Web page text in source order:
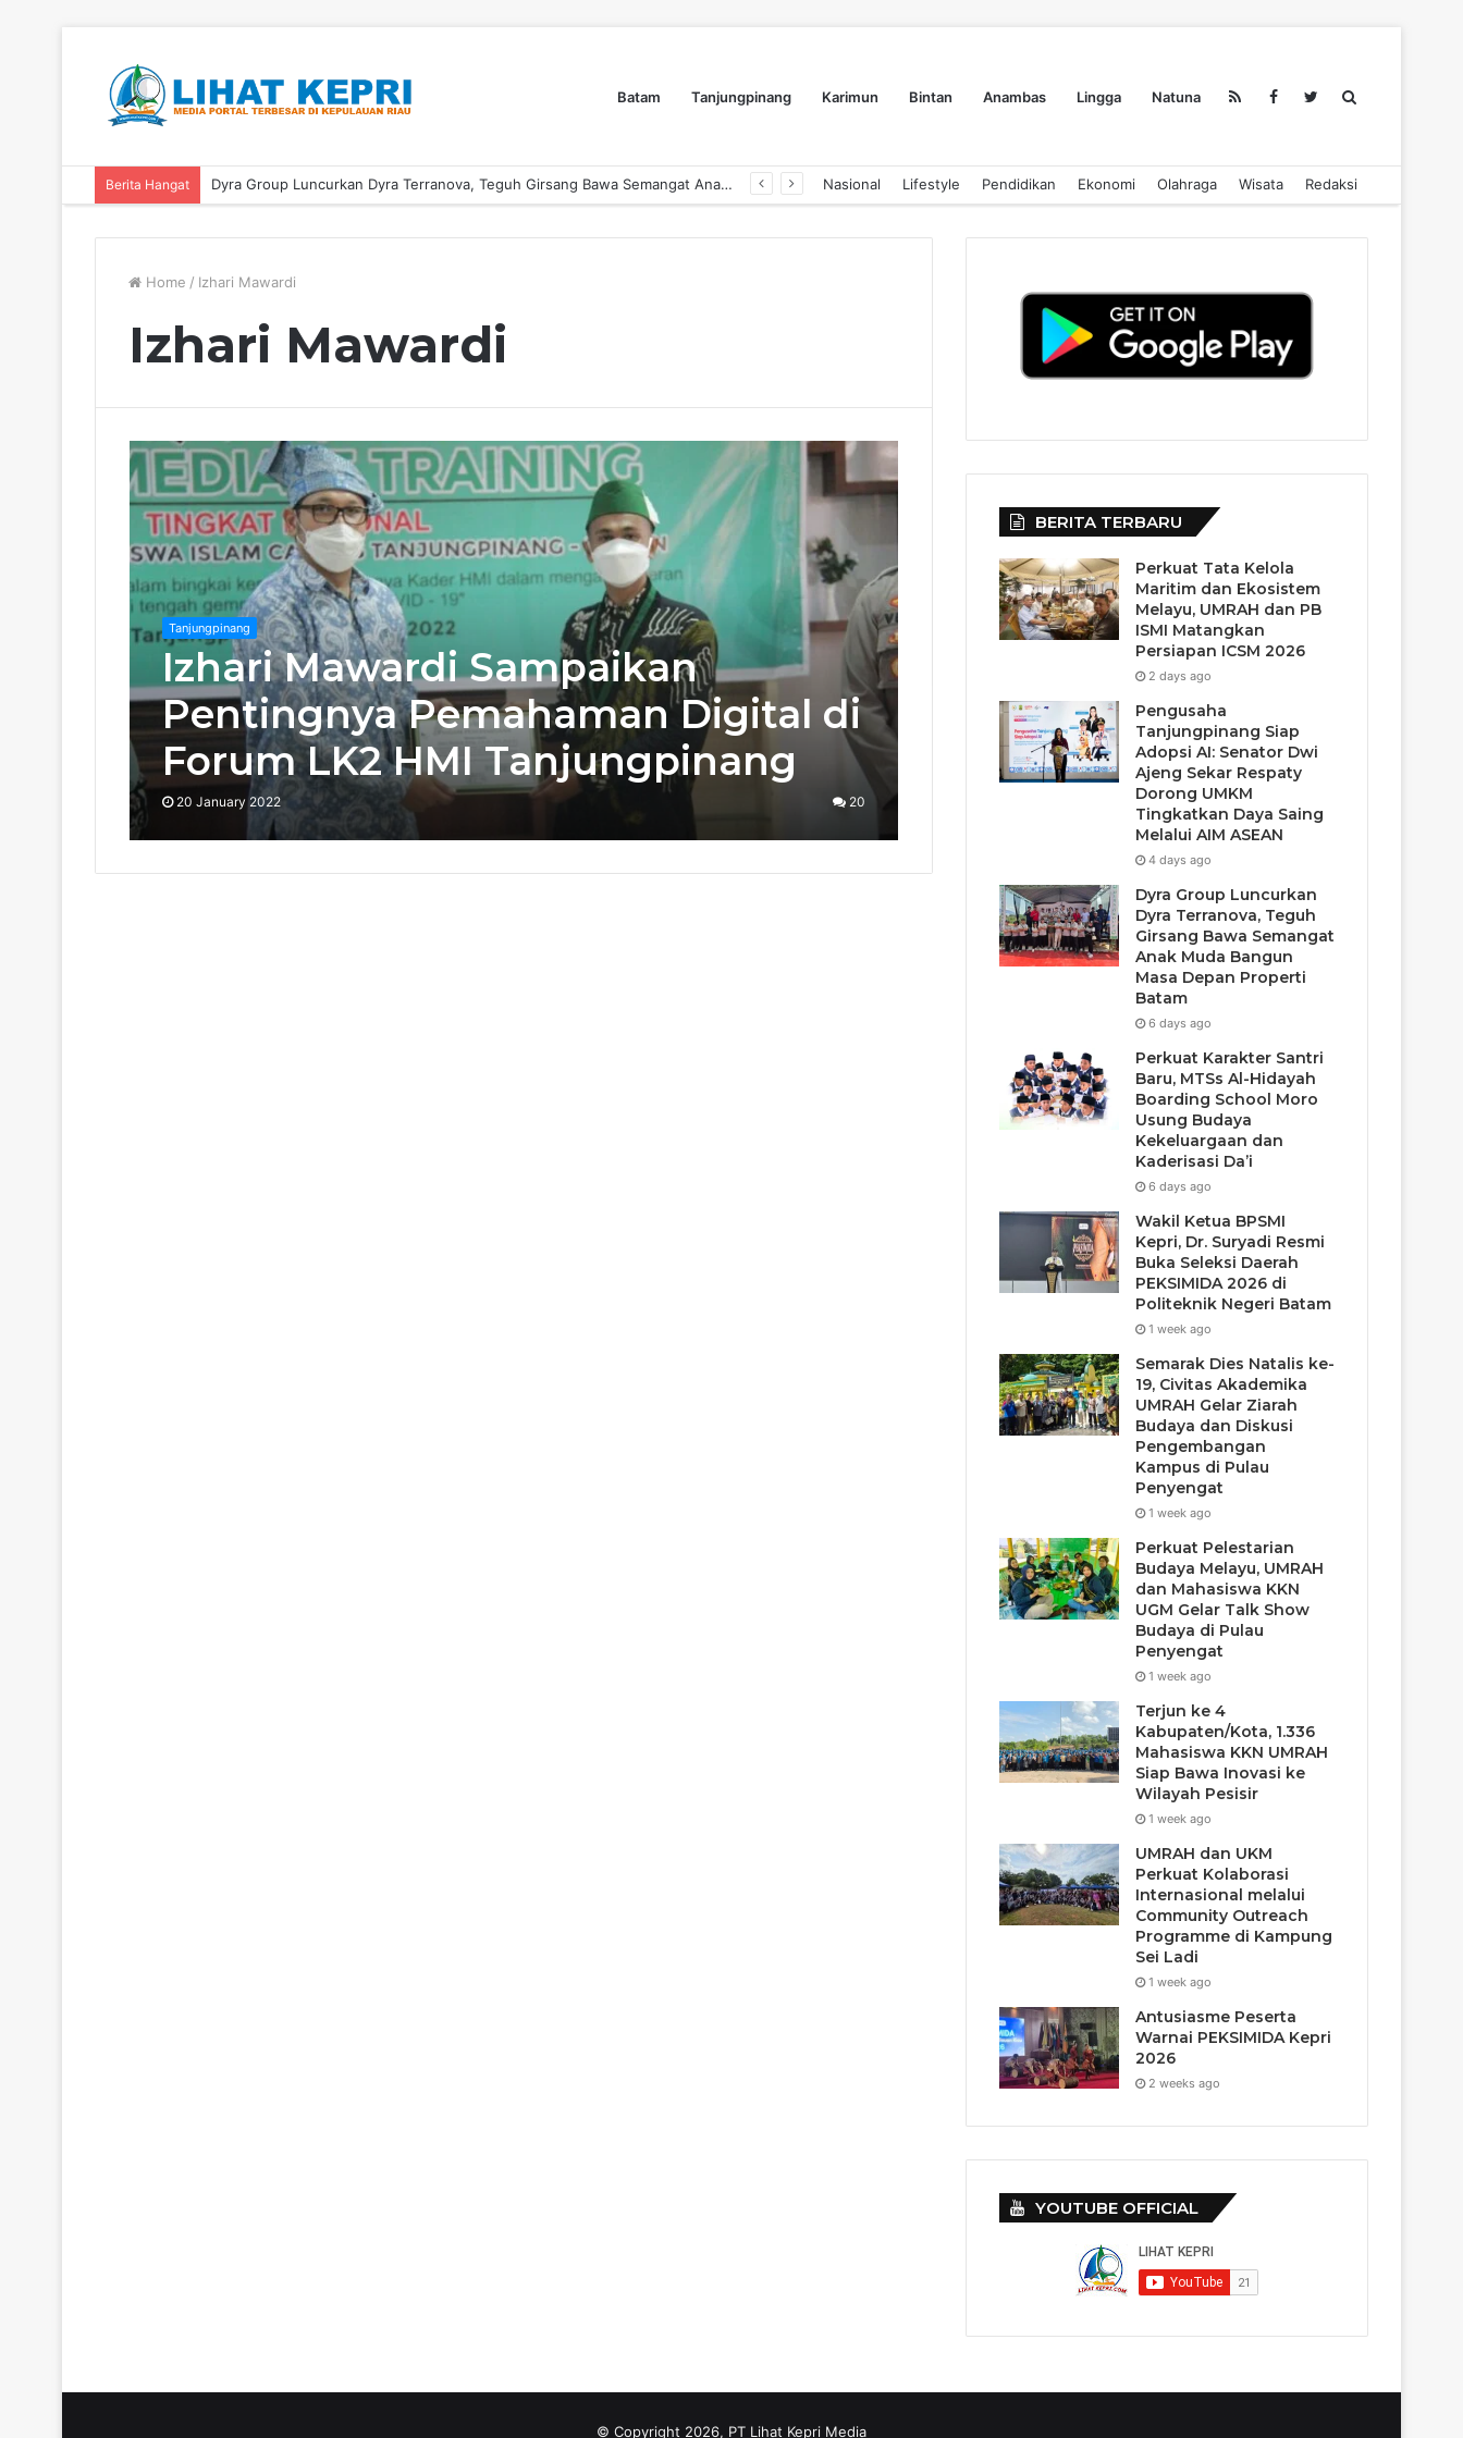
Batam Tanjungpinang Karimun Bintan Anambas Lingga Natuna
Berita Hangat Dyra Group Luncurkan Dyra Terranova, Teguh Girsang Bawa Semangat Anak Muda Bangun Masa Depan Properti Batam Nasional Lifestyle Pendidikan Ekonomi Olahraga Wisata Redaksi
Home / Izhari Mawardi
Izhari Mawardi
Tanjungpinang
Izhari Mawardi Sampaikan
Pentingnya Pemahaman Digital di
Forum LK2 HMI Tanjungpinang
20 January 2022 20
BERITA TERBARU
Perkuat Tata Kelola
Maritim dan Ekosistem
Melayu, UMRAH dan PB
ISMI Matangkan
Persiapan ICSM 2026
2 days ago
Pengusaha
Tanjungpinang Siap
Adopsi AI: Senator Dwi
Ajeng Sekar Respaty
Dorong UMKM
Tingkatkan Daya Saing
Melalui AIM ASEAN
4 days ago
Dyra Group Luncurkan
Dyra Terranova, Teguh
Girsang Bawa Semangat
Anak Muda Bangun
Masa Depan Properti
Batam
6 days ago
Perkuat Karakter Santri
Baru, MTSs Al-Hidayah
Boarding School Moro
Usung Budaya
Kekeluargaan dan
Kaderisasi Da’i
6 days ago
Wakil Ketua BPSMI
Kepri, Dr. Suryadi Resmi
Buka Seleksi Daerah
PEKSIMIDA 2026 di
Politeknik Negeri Batam
1 week ago
Semarak Dies Natalis ke-
19, Civitas Akademika
UMRAH Gelar Ziarah
Budaya dan Diskusi
Pengembangan
Kampus di Pulau
Penyengat
1 week ago
Perkuat Pelestarian
Budaya Melayu, UMRAH
dan Mahasiswa KKN
UGM Gelar Talk Show
Budaya di Pulau
Penyengat
1 week ago
Terjun ke 4
Kabupaten/Kota, 1.336
Mahasiswa KKN UMRAH
Siap Bawa Inovasi ke
Wilayah Pesisir
1 week ago
UMRAH dan UKM
Perkuat Kolaborasi
Internasional melalui
Community Outreach
Programme di Kampung
Sei Ladi
1 week ago
Antusiasme Peserta
Warnai PEKSIMIDA Kepri
2026
2 weeks ago
YOUTUBE OFFICIAL
© Copyright 2026, PT Lihat Kepri Media